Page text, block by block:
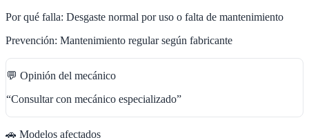
Por qué falla: Desgaste normal por uso o falta de mantenimiento
Prevención: Mantenimiento regular según fabricante
💬 Opinión del mecánico
“Consultar con mecánico especializado”
🚗 Modelos afectados